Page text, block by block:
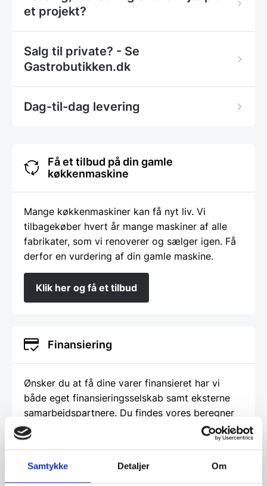
Samtykke Detaljer Om
et projekt?
Salg til private? - Se
Gastrobutikken.dk
Dag-til-dag levering
Få et tilbud på din gamle
køkkenmaskine
Mange køkkenmaskiner kan få nyt liv. Vi
tilbagekøber hvert år mange maskiner af alle
fabrikater, som vi renoverer og sælger igen. Få
derfor en vurdering af din gamle maskine.
Klik her og få et tilbud
Finansiering
Ønsker du at få dine varer finansieret har vi
både eget finansieringsselskab samt eksterne
samarbejdspartnere. Du findes vores beregner
og ansøgningsskema her: